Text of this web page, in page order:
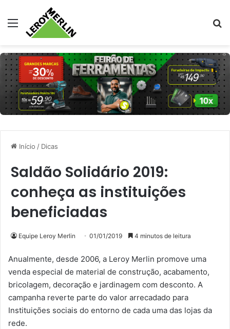
Menu
Início / Dicas
Saldão Solidário 2019:
conheça as instituições
beneficiadas
Equipe Leroy Merlin 01/01/2019 4 minutos de leitura
Anualmente, desde 2006, a Leroy Merlin promove uma
venda especial de material de construção, acabamento,
bricolagem, decoração e jardinagem com desconto. A
campanha reverte parte do valor arrecadado para
Instituições sociais do entorno de cada uma das lojas da
rede.